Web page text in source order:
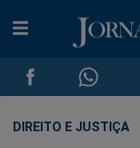
Compartilhar
DIREITO E JUSTIÇA